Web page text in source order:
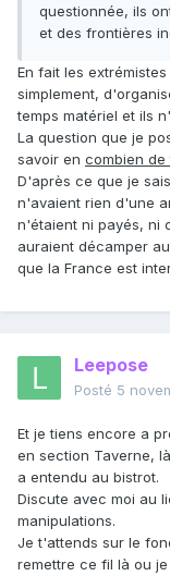
questionnée, ils
et des frontières
En fait les
simplement,
temps matériel et ils
La question que je
savoir en combien de
D'après ce que je
n'avaient rien d'une
n'étaient ni payés, ni
auraient décamper
que la France est
Leepose
Posté 5
Et je tiens encore a
en section Taverne,
a entendu au bistrot.
Discute avec moi au
manipulations.
Je t'attends sur le
remettre ce fil là ou je